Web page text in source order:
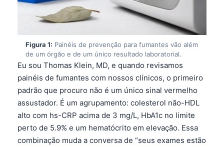
Figura 1: Painéis de prevenção para fumantes vão além
de um órgão e de um único resultado laboratorial.
Eu sou Thomas Klein, MD, e quando revisamos
painéis de fumantes com nossos clínicos, o primeiro
padrão que procuro não é um único sinal vermelho
assustador. É um agrupamento: colesterol não-HDL
alto com hs-CRP acima de 3 mg/L, HbA1c no limite
perto de 5.9% e um hematócrito em elevação. Essa
combinação muda a conversa de “seus exames estão